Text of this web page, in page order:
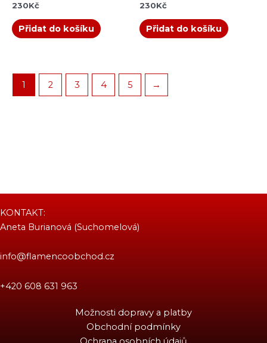
230Kč
Přidat do košíku
230Kč
Přidat do košíku
1 2 3 4 5 →
KONTAKT:
Aneta Burianová (Suchomelová)
info@flamencoobchod.cz
+420 608 631 963
Možnosti dopravy a platby
Obchodní podmínky